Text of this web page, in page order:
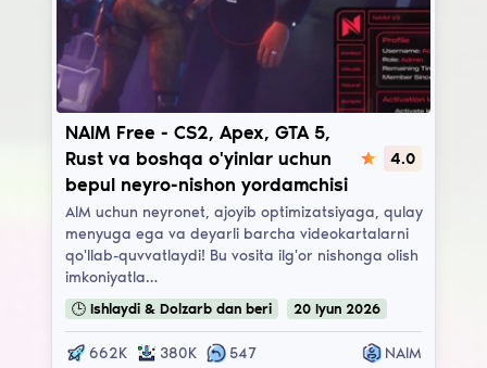
NAIM Free
NAIM Free - CS2, Apex, GTA 5,
Rust va boshqa o'yinlar uchun
bepul neyro-nishon yordamchisi
4.0
AIM uchun neyronet, ajoyib optimizatsiyaga, qulay
menyuga ega va deyarli barcha videokartalarni
qo'llab-quvvatlaydi! Bu vosita ilg'or nishonga olish
imkoniyatla…
🕒 Ishlaydi & Dolzarb dan beri 20 Iyun 2026
662K 380K 547 NAIM